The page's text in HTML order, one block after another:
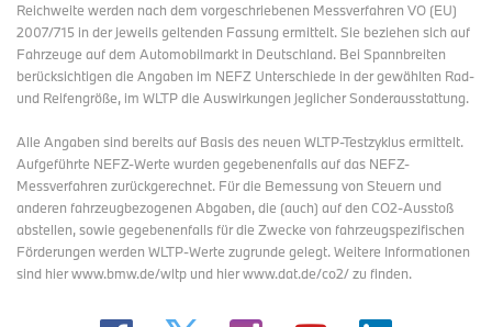
Reichweite werden nach dem vorgeschriebenen Messverfahren VO (EU)
2007/715 in der jeweils geltenden Fassung ermittelt. Sie beziehen sich auf
Fahrzeuge auf dem Automobilmarkt in Deutschland. Bei Spannbreiten
berücksichtigen die Angaben im NEFZ Unterschiede in der gewählten Rad-
und Reifengröße, im WLTP die Auswirkungen jeglicher Sonderausstattung.
Alle Angaben sind bereits auf Basis des neuen WLTP-Testzyklus ermittelt.
Aufgeführte NEFZ-Werte wurden gegebenenfalls auf das NEFZ-
Messverfahren zurückgerechnet. Für die Bemessung von Steuern und
anderen fahrzeugbezogenen Abgaben, die (auch) auf den CO2-Ausstoß
abstellen, sowie gegebenenfalls für die Zwecke von fahrzeugspezifischen
Förderungen werden WLTP-Werte zugrunde gelegt. Weitere Informationen
sind hier www.bmw.de/wltp und hier www.dat.de/co2/ zu finden.